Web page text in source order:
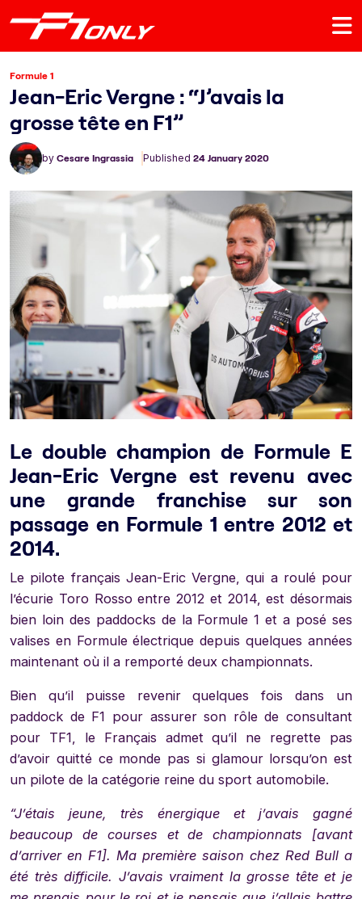
Formule 1
Jean-Eric Vergne : “J’avais la
grosse tête en F1”
by Cesare Ingrassia Published 24 January 2020
Le double champion de Formule E
Jean-Eric Vergne est revenu avec
une grande franchise sur son
passage en Formule 1 entre 2012 et
2014.
Le pilote français Jean-Eric Vergne, qui a roulé pour
l’écurie Toro Rosso entre 2012 et 2014, est désormais
bien loin des paddocks de la Formule 1 et a posé ses
valises en Formule électrique depuis quelques années
maintenant où il a remporté deux championnats.
Bien qu’il puisse revenir quelques fois dans un
paddock de F1 pour assurer son rôle de consultant
pour TF1, le Français admet qu’il ne regrette pas
d’avoir quitté ce monde pas si glamour lorsqu’on est
un pilote de la catégorie reine du sport automobile.
“J’étais jeune, très énergique et j’avais gagné
beaucoup de courses et de championnats [avant
d’arriver en F1]. Ma première saison chez Red Bull a
été très difficile. J’avais vraiment la grosse tête et je